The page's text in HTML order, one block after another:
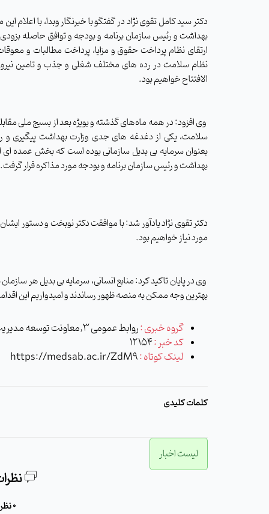
دکتر سید کامل تقوی نژاد در گفتگو با خبرنگار وبدا، با
بهداشت و رئیس سازمان برنامه و بودجه و توافق حاصله
ارتقای نظام پرداخت حقوق و مزایا، پرداخت مطالبات و
نظام سلامت در رده های مختلف شغلی و جذب و تامین نیروی
الافتتاح خواهیم بود.
وی افزود: در همه ماه‌های گذشته و بویژه بعد از بسیج ملی
سلامت، یکی از دغدغه های جدی وزارت بهداشت پیگیری و
بعنوان سرمایه بی بدیل سازمانی بوده است که بخش عمده
بهداشت و رئیس سازمان برنامه و بودجه مورد مذاکره قرار گرفت.
دکتر تقوی نژاد یادآور شد: با موافقت دکتر نوبخت و دستور
مورد نیاز خواهیم بود.
وی در پایان تاکید کرد: منابع انسانی، سرمایه بی بدیل هر
بهترین وجه ممکن به منصه ظهور رساندند و امیدواریم این
گروه خبری :روابط عمومی 3,معاونت توسعه مدیریت و منابع
کد خبر :12154
لینک کوتاه : https://medsab.ac.ir/ZdM9
کلمات کلیدی
لیست اخبار
0 نظر برای این مطلب وجود دارد